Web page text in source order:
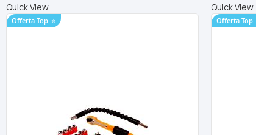
Quick View Quick View
Offerta Top ⭐ Offerta Top